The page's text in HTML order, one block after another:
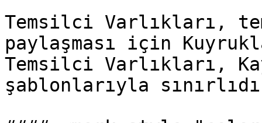
Temsilci Varlıkları,
paylaşması için
Temsilci Varlıkları,
şablonlarıyla